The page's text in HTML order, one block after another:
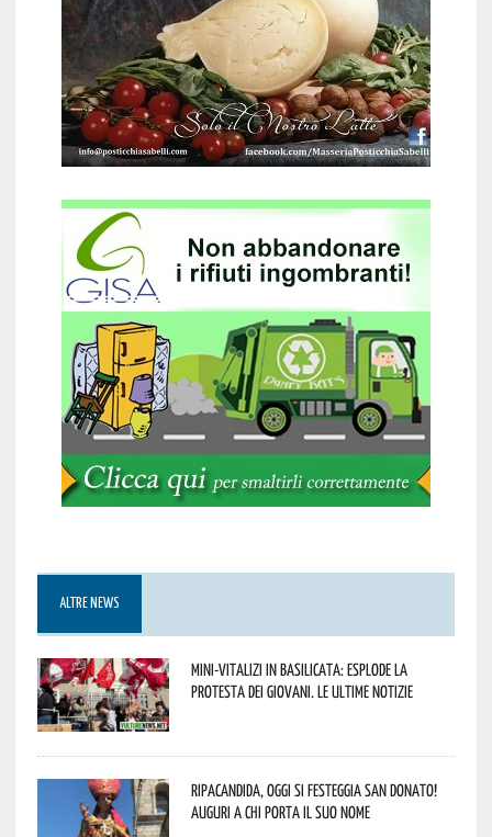
ALTRE NEWS
Mini-vitalizi in Basilicata: esplode la
protesta dei giovani. Le ultime notizie
Ripacandida, oggi si festeggia San Donato!
Auguri a chi porta il suo nome